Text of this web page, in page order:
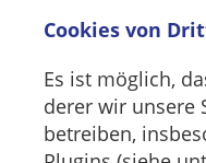
Cookies von
Es ist möglich,
derer wir unsere
betreiben,